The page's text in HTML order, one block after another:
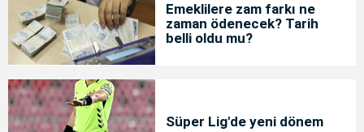
Emeklilere zam farkı ne
zaman ödenecek? Tarih
belli oldu mu?
Süper Lig'de yeni dönem